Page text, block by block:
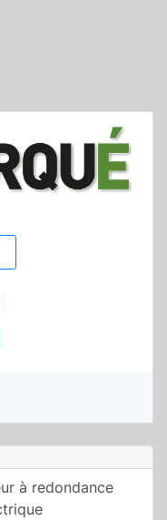
à redondance